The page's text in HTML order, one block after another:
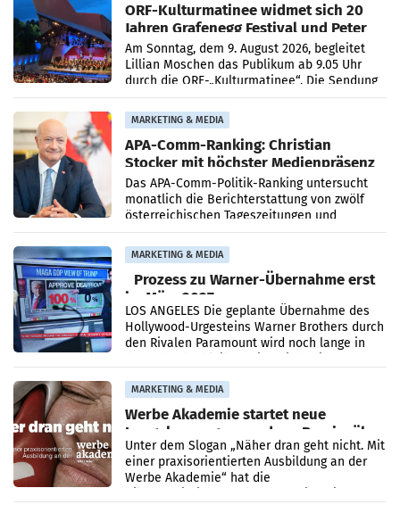
ORF-Kulturmatinee widmet sich 20
Jahren Grafenegg Festival und Peter
Simonischek
Am Sonntag, dem 9. August 2026, begleitet
Lillian Moschen das Publikum ab 9.05 Uhr
durch die ORF-„Kulturmatinee“. Die Sendung
startet mit der Dokumentation „20 Jahre
Grafenegg
MARKETING & MEDIA
APA-Comm-Ranking: Christian
Stocker mit höchster Medienpräsenz
im Juli
Das APA-Comm-Politik-Ranking untersucht
monatlich die Berichterstattung von zwölf
österreichischen Tageszeitungen und
analysiert, welche Politikerinnen und
Politiker Österreichs die
MARKETING & MEDIA
Prozess zu Warner-Übernahme erst
im März 2027
LOS ANGELES Die geplante Übernahme des
Hollywood-Urgesteins Warner Brothers durch
den Rivalen Paramount wird noch lange in
MARKETING & MEDIA
Werbe Akademie startet neue
Imagekampagne rund um Praxisnähe
Unter dem Slogan „Näher dran geht nicht. Mit
einer praxisorientierten Ausbildung an der
Werbe Akademie“ hat die